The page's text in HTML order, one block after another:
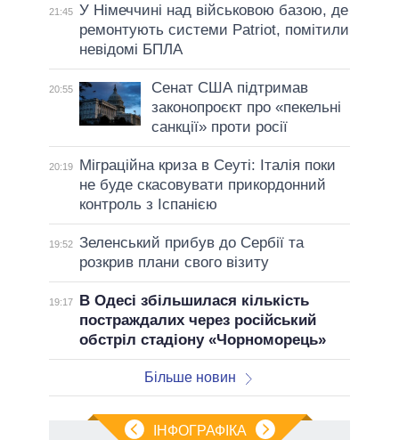
21:45 У Німеччині над військовою базою, де
ремонтують системи Patriot, помітили
невідомі БПЛА
20:55
Сенат США підтримав
законопроєкт про «пекельні
санкції» проти росії
20:19
Міграційна криза в Сеуті: Італія поки
не буде скасовувати прикордонний
контроль з Іспанією
19:52 Зеленський прибув до Сербії та
розкрив плани свого візиту
19:17
В Одесі збільшилася кількість
постраждалих через російський
обстріл стадіону «Чорноморець»
Більше новин
ІНФОГРАФІКА